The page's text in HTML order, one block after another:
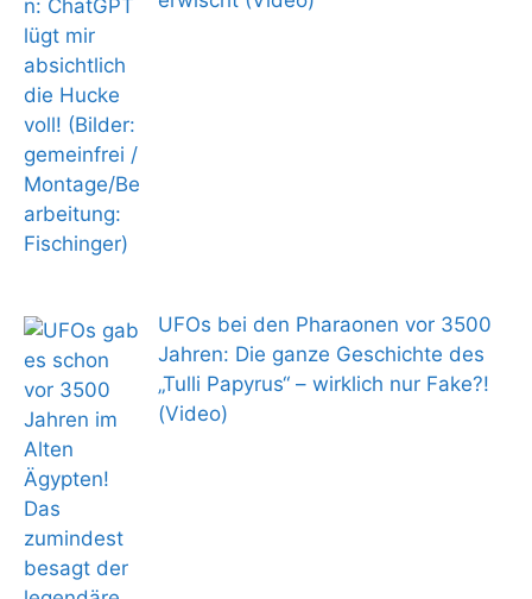
UFOs bei den Pharaonen vor 3500
Jahren: Die ganze Geschichte des
„Tulli Papyrus“ – wirklich nur Fake?!
(Video)